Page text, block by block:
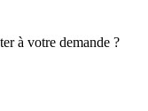
à votre demande ?